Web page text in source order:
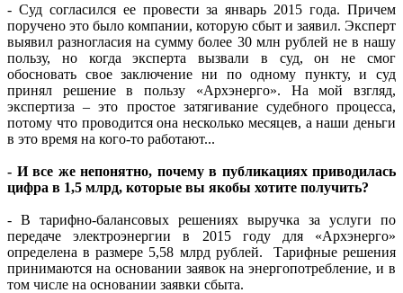
- Суд согласился ее провести за январь 2015 года. Причем
поручено это было компании, которую сбыт и заявил. Эксперт
выявил разногласия на сумму более 30 млн рублей не в нашу
пользу, но когда эксперта вызвали в суд, он не смог
обосновать свое заключение ни по одному пункту, и суд
принял решение в пользу «Архэнерго». На мой взгляд,
экспертиза – это простое затягивание судебного процесса,
потому что проводится она несколько месяцев, а наши деньги
в это время на кого-то работают...
- И все же непонятно, почему в публикациях приводилась
цифра в 1,5 млрд, которые вы якобы хотите получить?
- В тарифно-балансовых решениях выручка за услуги по
передаче электроэнергии в 2015 году для «Архэнерго»
определена в размере 5,58 млрд рублей. Тарифные решения
принимаются на основании заявок на энергопотребление, и в
том числе на основании заявки сбыта.